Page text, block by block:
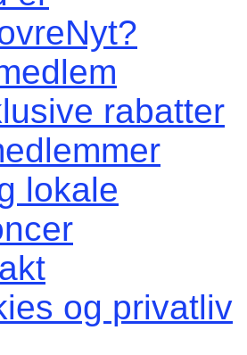
rabatter
lokale
og privatliv